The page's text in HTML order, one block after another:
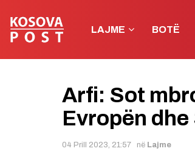
LAJME BOTË
Arfi: Sot
Evropën
04 Prill 2023, 21:57 në Lajme